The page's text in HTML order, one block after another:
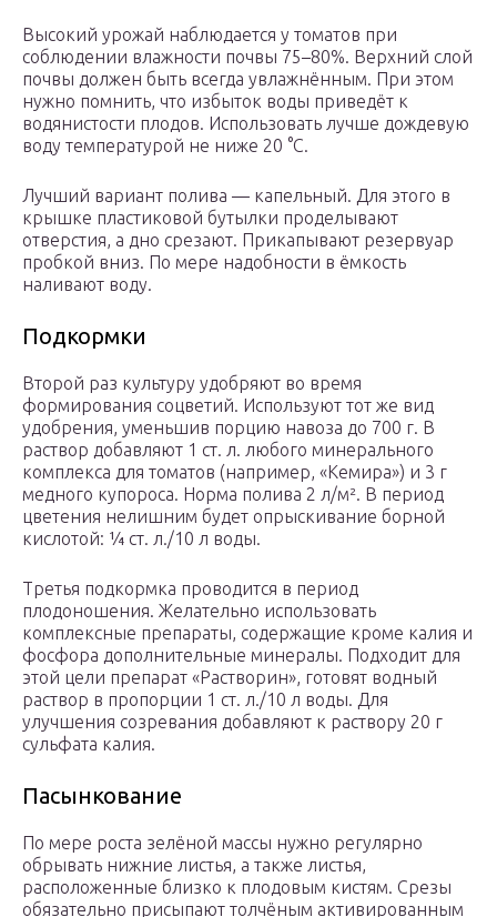
Высокий урожай наблюдается у томатов при
соблюдении влажности почвы 75–80%. Верхний слой
почвы должен быть всегда увлажнённым. При этом
нужно помнить, что избыток воды приведёт к
водянистости плодов. Использовать лучше дождевую
воду температурой не ниже 20 °С.
Лучший вариант полива — капельный. Для этого в
крышке пластиковой бутылки проделывают
отверстия, а дно срезают. Прикапывают резервуар
пробкой вниз. По мере надобности в ёмкость
наливают воду.
Подкормки
Второй раз культуру удобряют во время
формирования соцветий. Используют тот же вид
удобрения, уменьшив порцию навоза до 700 г. В
раствор добавляют 1 ст. л. любого минерального
комплекса для томатов (например, «Кемира») и 3 г
медного купороса. Норма полива 2 л/м². В период
цветения нелишним будет опрыскивание борной
кислотой: ¼ ст. л./10 л воды.
Третья подкормка проводится в период
плодоношения. Желательно использовать
комплексные препараты, содержащие кроме калия и
фосфора дополнительные минералы. Подходит для
этой цели препарат «Растворин», готовят водный
раствор в пропорции 1 ст. л./10 л воды. Для
улучшения созревания добавляют к раствору 20 г
сульфата калия.
Пасынкование
По мере роста зелёной массы нужно регулярно
обрывать нижние листья, а также листья,
расположенные близко к плодовым кистям. Срезы
обязательно присыпают толчёным активированным